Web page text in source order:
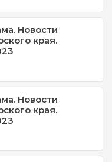
Новости
края.
Новости
края.